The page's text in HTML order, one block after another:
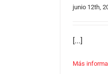
junio 12th,
[...]
Más